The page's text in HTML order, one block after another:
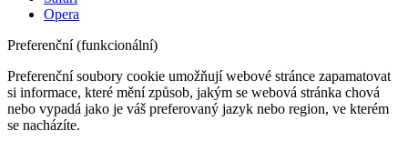
Opera
Preferenční (funkcionální)
Preferenční soubory cookie umožňují webové stránce zapamatovat
si informace, které mění způsob, jakým se webová stránka chová
nebo vypadá jako je váš preferovaný jazyk nebo region, ve kterém
se nacházíte.